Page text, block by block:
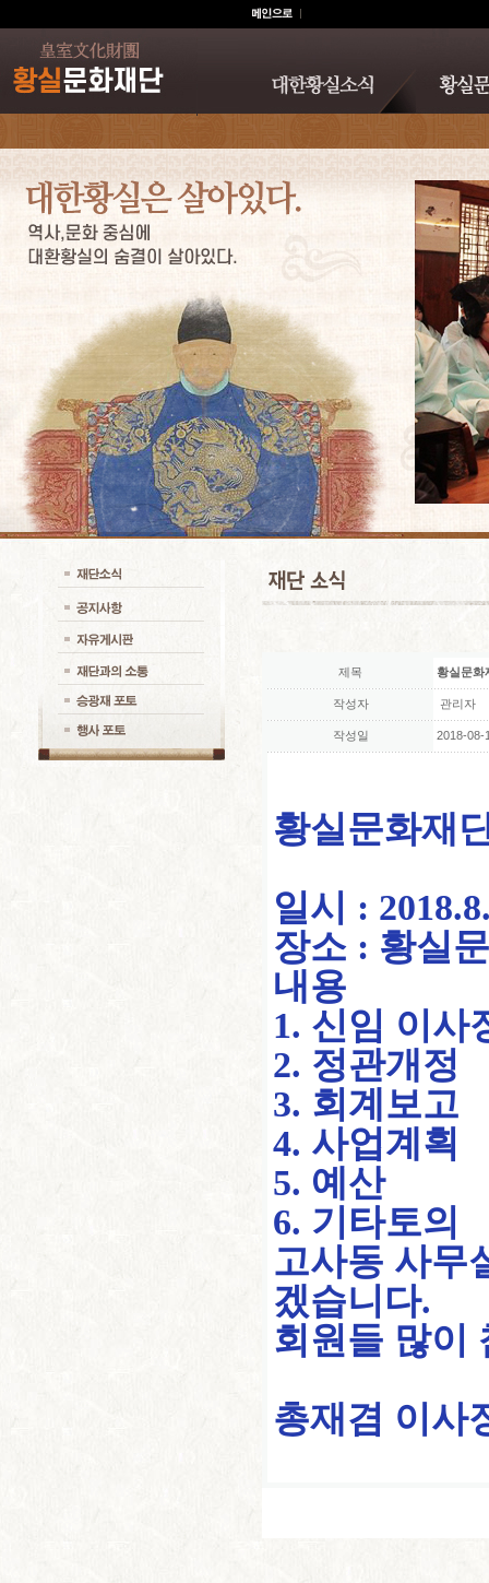
제목 황실문화
작성자 관리자
작성일 2018-08-
황실문화재
일시 :
장소 : 황실
내용
1. 신임 이사
2. 정관개정
3. 회계보고
4. 사업계획
5. 예산
6. 기타토의
고사동 사무
겠습니다.
회원들 많이
총재겸 이사